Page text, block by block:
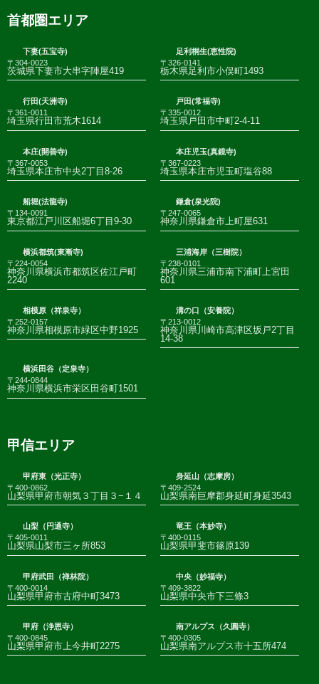
首都圏エリア
下妻(五宝寺)
〒304-0023
茨城県下妻市大串字陣屋419
足利桐生(恵性院)
〒326-0141
栃木県足利市小俣町1493
行田(天洲寺)
〒361-0011
埼玉県行田市荒木1614
戸田(常福寺)
〒335-0012
埼玉県戸田市中町2-4-11
本庄(開善寺)
〒367-0053
埼玉県本庄市中央2丁目8-26
本庄児玉(真鏡寺)
〒367-0223
埼玉県本庄市児玉町塩谷88
船堀(法龍寺)
〒134-0091
東京都江戸川区船堀6丁目9-30
鎌倉(泉光院)
〒247-0065
神奈川県鎌倉市上町屋631
横浜都筑(東漸寺)
〒224-0054
神奈川県横浜市都筑区佐江戸町
2240
三浦海岸（三樹院）
〒238-0101
神奈川県三浦市南下浦町上宮田
601
相模原（祥泉寺）
〒252-0157
神奈川県相模原市緑区中野1925
溝の口（安養院）
〒213-0012
神奈川県川崎市高津区坂戸2丁目
14-38
横浜田谷（定泉寺）
〒244-0844
神奈川県横浜市栄区田谷町1501
甲信エリア
甲府東（光正寺）
〒400-0862
山梨県甲府市朝気３丁目３−１４
身延山（志摩房）
〒409-2524
山梨県南巨摩郡身延町身延3543
山梨（円通寺）
〒405-0011
山梨県山梨市三ヶ所853
竜王（本妙寺）
〒400-0115
山梨県甲斐市篠原139
甲府武田（禅林院）
〒400-0014
山梨県甲府市古府中町3473
中央（妙福寺）
〒409-3822
山梨県中央市下三條3
甲府（浄恩寺）
〒400-0845
山梨県甲府市上今井町2275
南アルプス（久圓寺）
〒400-0305
山梨県南アルプス市十五所474